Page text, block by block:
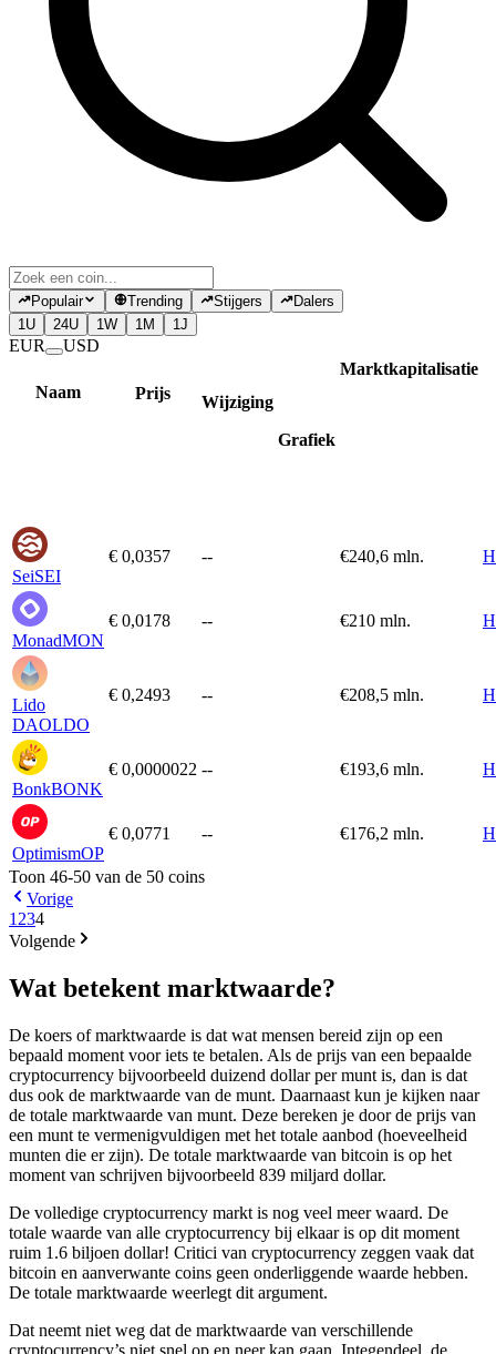
Populair Trending Stijgers
Dalers
1U
24U 1W 1M 1J
EUR USD
Naam Prijs
Wijziging
Grafiek
Marktkapitalisatie
SeiSEI
€ 0,0357 -- €240,6 mln.
MonadMON
€ 0,0178 -- €210 mln.
Lido
DAOLDO
€ 0,2493 -- €208,5 mln.
BonkBONK
€ 0,0000022 -- €193,6 mln.
OptimismOP
€ 0,0771 -- €176,2 mln.
Toon 46-50 van de 50 coins
Vorige
1 234
Volgende
Wat betekent marktwaarde?
De koers of marktwaarde is dat wat mensen bereid zijn op een
bepaald moment voor iets te betalen. Als de prijs van een bepaalde
cryptocurrency bijvoorbeeld duizend dollar per munt is, dan is dat
dus ook de marktwaarde van de munt. Daarnaast kun je kijken naar
de totale marktwaarde van munt. Deze bereken je door de prijs van
een munt te vermenigvuldigen met het totale aanbod (hoeveelheid
munten die er zijn). De totale marktwaarde van bitcoin is op het
moment van schrijven bijvoorbeeld 839 miljard dollar.
De volledige cryptocurrency markt is nog veel meer waard. De
totale waarde van alle cryptocurrency bij elkaar is op dit moment
ruim 1.6 biljoen dollar! Critici van cryptocurrency zeggen vaak dat
bitcoin en aanverwante coins geen onderliggende waarde hebben.
De totale marktwaarde weerlegt dit argument.
Dat neemt niet weg dat de marktwaarde van verschillende
cryptocurrency’s niet snel op en neer kan gaan. Integendeel, de